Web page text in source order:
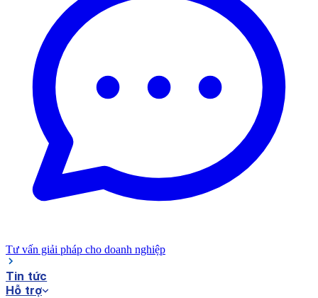
Tư vấn giải pháp cho doanh nghiệp
Tin tức
Hỗ trợ